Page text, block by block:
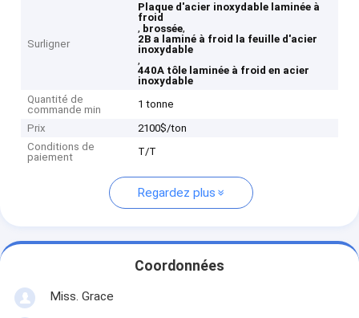
Surligner
Plaque d'acier inoxydable laminée à
froid
, brossée,
2B a laminé à froid la feuille d'acier
inoxydable
,
440A tôle laminée à froid en acier
inoxydable
Quantité de
commande min
1 tonne
Prix
2100$/ton
Conditions de
paiement
T/T
Regardez plus
Coordonnées
Miss. Grace